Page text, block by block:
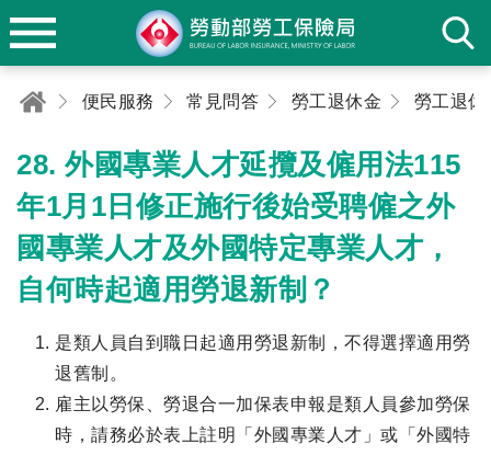
便民服務 常見問答 勞工退休金 勞工退休
28. 外國專業人才延攬及僱用法115
年1月1日修正施行後始受聘僱之外
國專業人才及外國特定專業人才，
自何時起適用勞退新制？
是類人員自到職日起適用勞退新制，不得選擇適用勞
退舊制。
雇主以勞保、勞退合一加保表申報是類人員參加勞保
時，請務必於表上註明「外國專業人才」或「外國特